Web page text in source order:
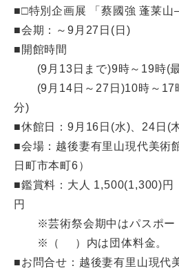
■□特別企画展 「蔡國強 蓬莱
■会期：～9月27日(日)
■開館時間
(9月13日まで)9時～19時(最
(9月14日～27日)10時～17
分)
■休館日：9月16日(水)、24日(
■会場：越後妻有里山現代美術
日町市本町6）
■鑑賞料：大人 1,500(1,300)
円
※芸術祭会期中はパスポー
※（ ）内は団体料金。
■お問合せ：越後妻有里山現